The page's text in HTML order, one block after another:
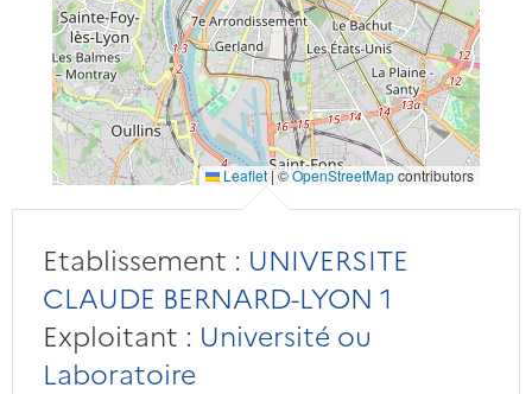
Leaflet|©OpenStreetMapcontributors
Etablissement : UNIVERSITE
CLAUDE BERNARD-LYON 1
Exploitant : Université ou
Laboratoire